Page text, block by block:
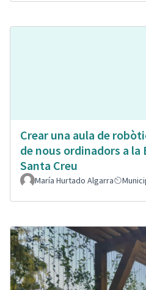
Crear una aula de
de nous ordinadors a la
Santa Creu
María Hurtado Algarra